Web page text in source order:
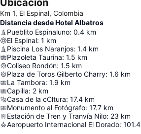
Ubicación
Km 1, El Espinal, Colombia
Distancia desde Hotel Albatros
Pueblito Espinaluno: 0.4 km
El Espinal: 1 km
Piscina Los Naranjos: 1.4 km
Plazoleta Taurina: 1.5 km
Coliseo Rondón: 1.5 km
Plaza de Toros Gilberto Charry: 1.6 km
La Tambora: 1.9 km
Capilla: 2 km
Casa de la cCltura: 17.4 km
Monumento al Fotógrafo: 17.7 km
Estación de Tren y Tranvía Nilo: 23 km
Aeropuerto Internacional El Dorado: 101.4